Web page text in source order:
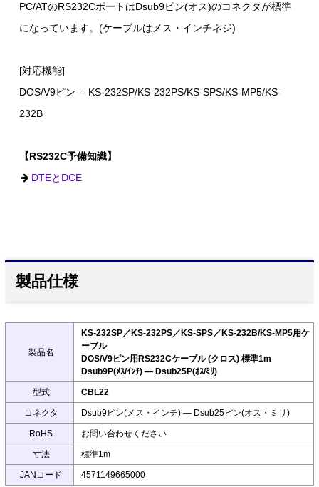
PC/ATのRS232CポートはDsub9ピン(オス)のコネクタが標準
になっています。(ケーブルはメス・インチネジ)
[対応機能]
DOS/V9ピン -- KS-232SP/KS-232PS/KS-SPS/KS-MP5/KS-
232B
【RS232C予備知識】
DTEとDCE
製品仕様
製品名
KS-232SP／KS-232PS／KS-SPS／KS-232B/KS-MP5用ケ
ーブル
DOS/V9ピン用RS232Cケーブル (クロス) 標準1m
Dsub9P(ﾒｽ/ｲﾝﾁ) ― Dsub25P(ｵｽ/ﾐﾘ)
型式 CBL22
コネクタ Dsub9ピン(メス・インチ) ― Dsub25ピン(オス・ミリ)
RoHS お問い合わせください
寸法 標準1m
JANコード 4571149665000